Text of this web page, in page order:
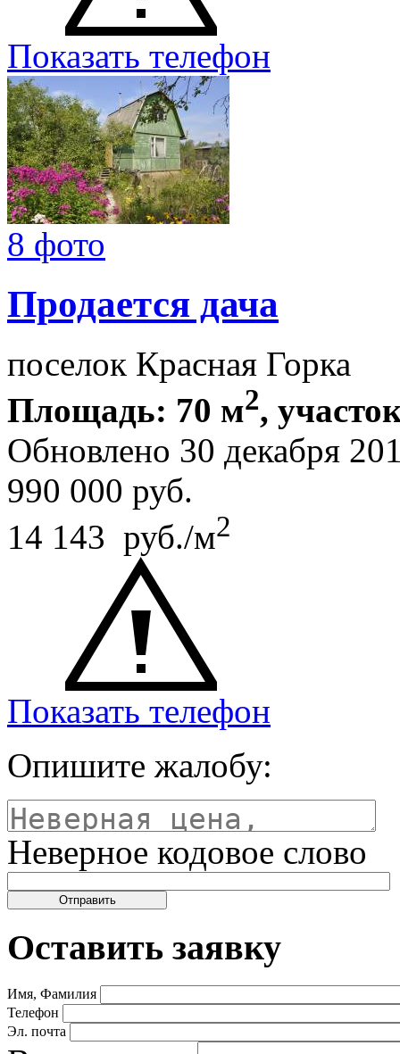
Показать телефон
8 фото
Продается дача
поселок Красная Горка
Площадь: 70 м2,
Обновлено 30 декабря
990 000 руб.
14 143 руб./м2
Показать телефон
Опишите жалобу:
Неверное кодовое слово
Оставить заявку
Имя, Фамилия
Телефон
Эл. почта